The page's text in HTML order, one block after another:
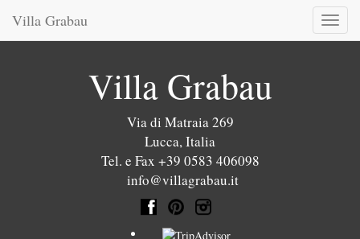
Toggle
Villa Grabau
Villa Grabau
Via di Matraia 269
Lucca,Italia
Tel. e Fax +39 0583 406098
info@villagrabau.it